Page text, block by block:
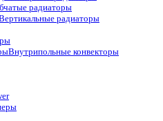
радиаторы
радиаторы
Внутрипольные конвекторы